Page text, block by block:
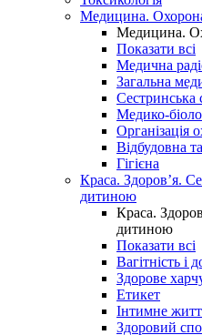
Медицина.
Медицина.
Показати всі
Медична
Загальна
Сестринська
Медико-
Організація
Відбудовна
Гігієна
Краса. Здоров’я.
дитиною
Краса.
дитиною
Показати всі
Вагітність і
Здорове
Етикет
Інтимне
Здоровий